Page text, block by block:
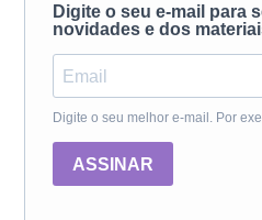
Digite o seu e-mail para
novidades e dos
Digite o seu melhor e-mail. Por
ASSINAR